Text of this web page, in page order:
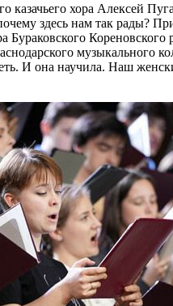
казачьего хора Алексей
здесь нам так рады?
Бураковского
музыкального
И она научила. Наш